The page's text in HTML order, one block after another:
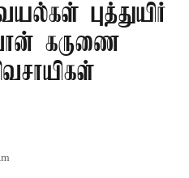
புத்துயிர்
கருணை